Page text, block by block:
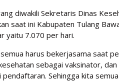
diwakili Sekretaris Dinas
saat ini Kabupaten Tulang
yaitu 7.070 per hari.
harus bekerjasama saat
sebagai vaksinator, dan
Sehingga kita